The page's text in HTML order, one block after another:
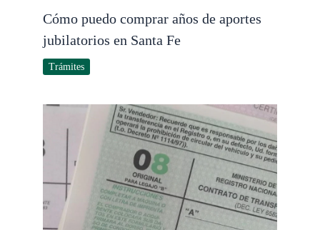
Cómo puedo comprar años de aportes
jubilatorios en Santa Fe
Trámites